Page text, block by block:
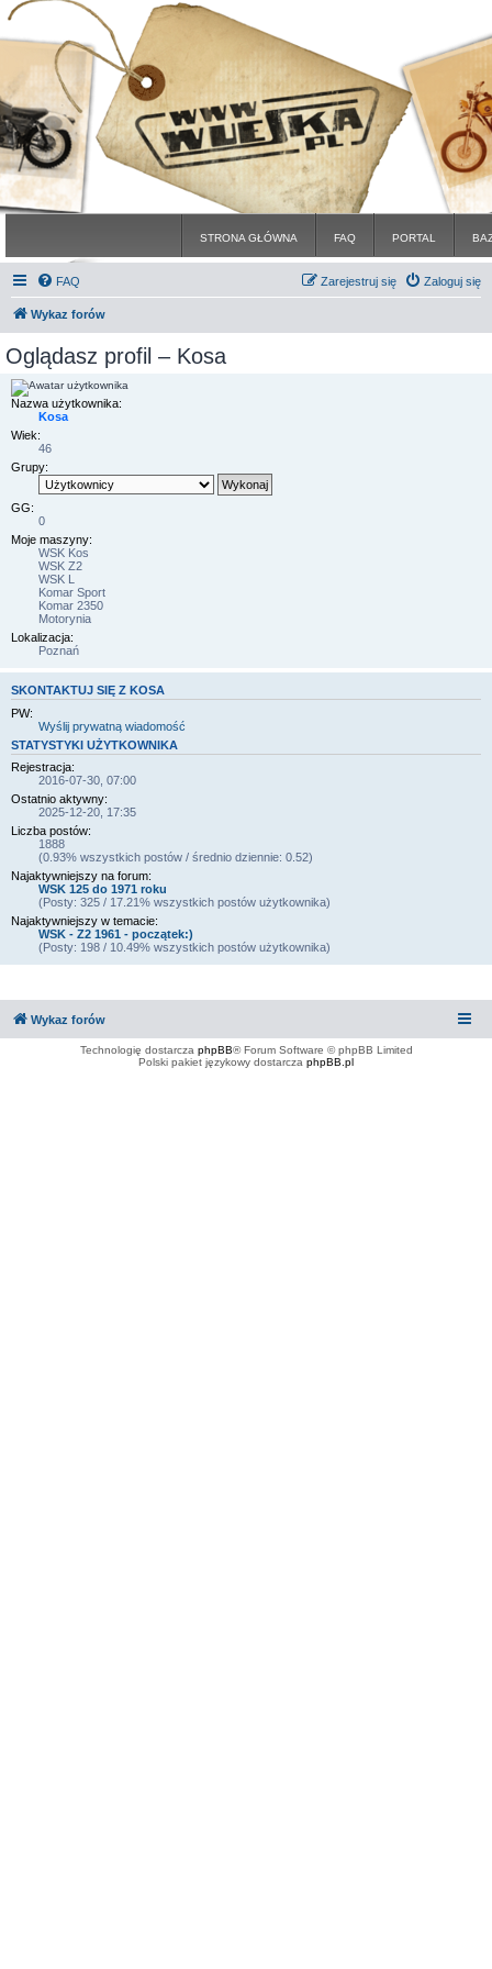
STRONA GŁÓWNA FAQ PORTAL
FAQ Zaloguj się
Zarejestruj się
Wykaz forów
Oglądasz profil – Kosa
Nazwa użytkownika:
Kosa
Wiek:
46
Grupy:
GG:
0
Moje maszyny:
WSK Kos
WSK Z2
WSK L
Komar Sport
Komar 2350
Motorynia
Lokalizacja:
Poznań
SKONTAKTUJ SIĘ Z KOSA
PW:
Wyślij prywatną wiadomość
STATYSTYKI UŻYTKOWNIKA
Rejestracja:
2016-07-30, 07:00
Ostatnio aktywny:
2025-12-20, 17:35
Liczba postów:
1888
(0.93% wszystkich postów / średnio dziennie: 0.52)
Najaktywniejszy na forum:
WSK 125 do 1971 roku
(Posty: 325 / 17.21% wszystkich postów użytkownika)
Najaktywniejszy w temacie:
WSK - Z2 1961 - początek:)
(Posty: 198 / 10.49% wszystkich postów użytkownika)
Wykaz forów
Technologię dostarcza phpBB® Forum Software © phpBB Limited
Polski pakiet językowy dostarcza phpBB.pl